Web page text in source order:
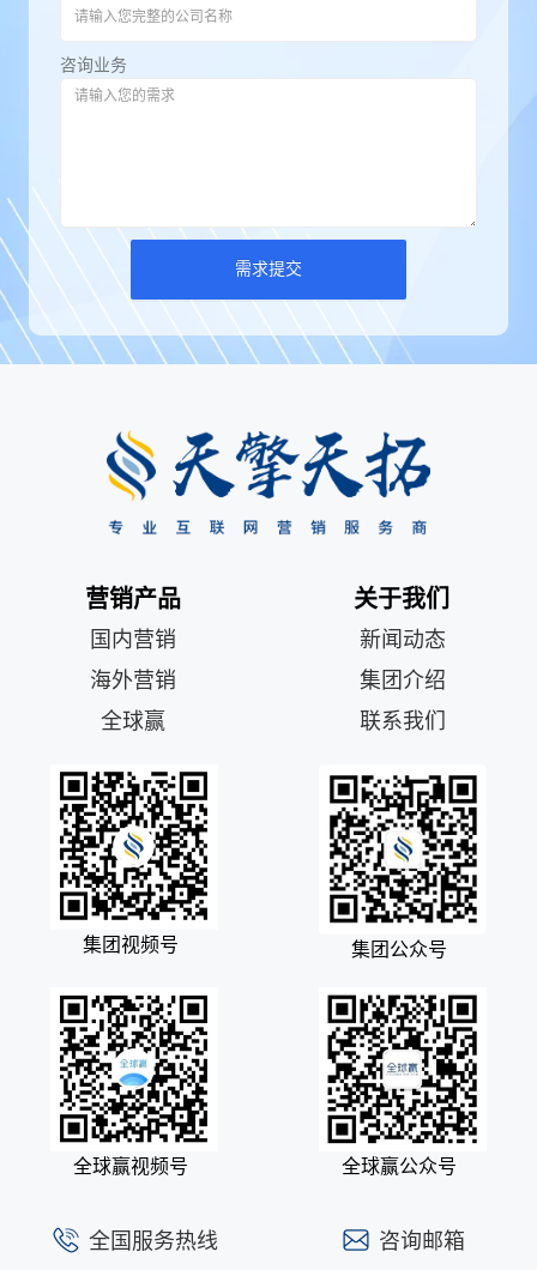
咨询业务
需求提交
营销产品
国内营销
海外营销
全球赢
关于我们
新闻动态
集团介绍
联系我们
集团视频号 集团公众号
全球赢视频号 全球赢公众号
全国服务热线 咨询邮箱